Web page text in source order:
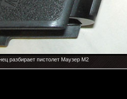
разбирает пистолет Маузер М2